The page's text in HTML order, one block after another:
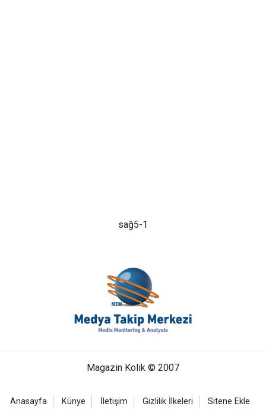
sağ5-1
Magazin Kolik © 2007
Anasayfa Künye İletişim Gizlilik İlkeleri Sitene Ekle